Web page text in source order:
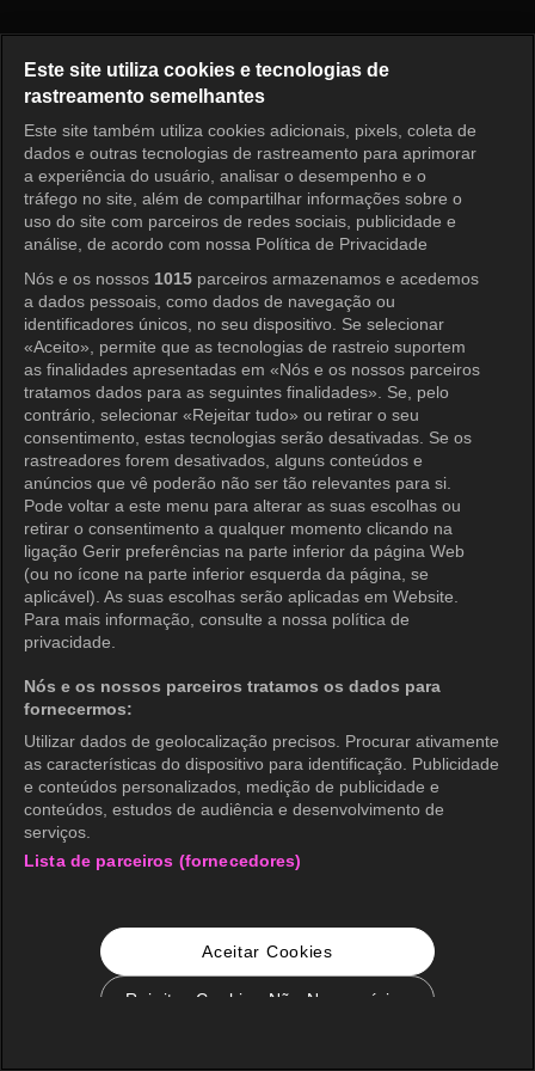
Entrar
Este site utiliza cookies e tecnologias de
rastreamento semelhantes
Este site também utiliza cookies adicionais, pixels, coleta de
dados e outras tecnologias de rastreamento para aprimorar
a experiência do usuário, analisar o desempenho e o
tráfego no site, além de compartilhar informações sobre o
uso do site com parceiros de redes sociais, publicidade e
análise, de acordo com nossa Política de Privacidade
Nós e os nossos 1015 parceiros armazenamos e acedemos
a dados pessoais, como dados de navegação ou
identificadores únicos, no seu dispositivo. Se selecionar
«Aceito», permite que as tecnologias de rastreio suportem
as finalidades apresentadas em «Nós e os nossos parceiros
tratamos dados para as seguintes finalidades». Se, pelo
contrário, selecionar «Rejeitar tudo» ou retirar o seu
consentimento, estas tecnologias serão desativadas. Se os
rastreadores forem desativados, alguns conteúdos e
anúncios que vê poderão não ser tão relevantes para si.
Pode voltar a este menu para alterar as suas escolhas ou
retirar o consentimento a qualquer momento clicando na
ligação Gerir preferências na parte inferior da página Web
(ou no ícone na parte inferior esquerda da página, se
aplicável). As suas escolhas serão aplicadas em Website.
Para mais informação, consulte a nossa política de
privacidade.
Nós e os nossos parceiros tratamos os dados para
fornecermos:
Utilizar dados de geolocalização precisos. Procurar ativamente
as características do dispositivo para identificação. Publicidade
e conteúdos personalizados, medição de publicidade e
conteúdos, estudos de audiência e desenvolvimento de
serviços.
Lista de parceiros (fornecedores)
Aceitar Cookies
Rejeitar Cookies Não Necessários